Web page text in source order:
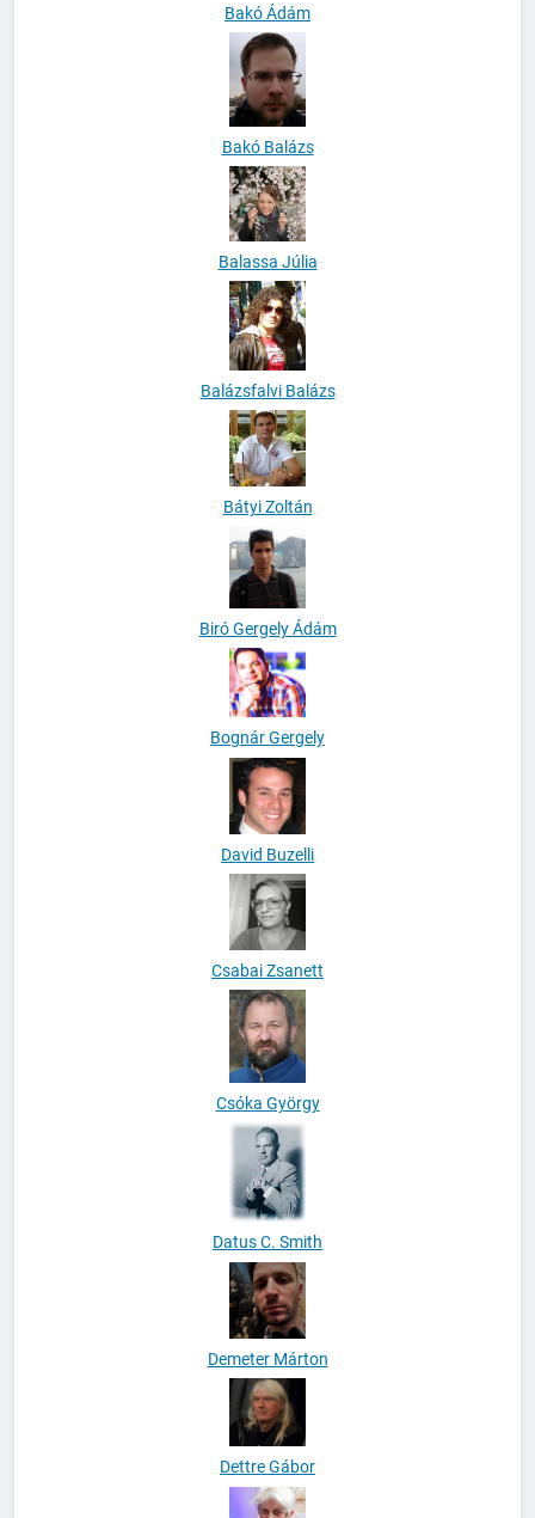
Bakó Ádám
Bakó Balázs
Balassa Júlia
Balázsfalvi Balázs
Bátyi Zoltán
Biró Gergely Ádám
Bognár Gergely
David Buzelli
Csabai Zsanett
Csóka György
Datus C. Smith
Demeter Márton
Dettre Gábor